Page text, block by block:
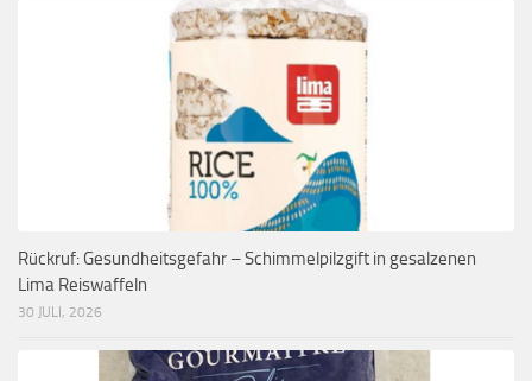
Rückruf: Gesundheitsgefahr – Schimmelpilzgift in gesalzenen
Lima Reiswaffeln
30 JULI, 2026